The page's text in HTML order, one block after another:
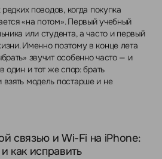
поводов, когда покупка
«на потом». Первый учебный
или студента, а часто и первый
Именно поэтому в конце лета
звучит особенно часто — и
один и тот же спор: брать
модель постарше и не
связью и Wi-Fi на iPhone:
как исправить